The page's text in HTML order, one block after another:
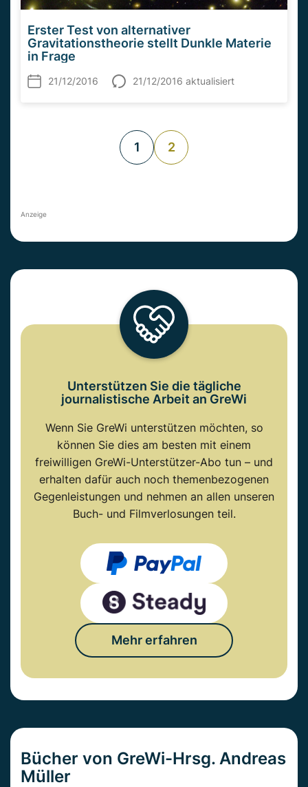
Erster Test von alternativer
Gravitationstheorie stellt Dunkle Materie
in Frage
21/12/2016 21/12/2016 aktualisiert
1 2
Anzeige
Unterstützen Sie die tägliche
journalistische Arbeit an GreWi
Wenn Sie GreWi unterstützen möchten, so
können Sie dies am besten mit einem
freiwilligen GreWi-Unterstützer-Abo tun – und
erhalten dafür auch noch themenbezogenen
Gegenleistungen und nehmen an allen unseren
Buch- und Filmverlosungen teil.
Mehr erfahren
Bücher von GreWi-Hrsg. Andreas
Müller